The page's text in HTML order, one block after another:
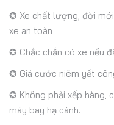
✪ Xe chất lượng, đời
xe an toàn
✪ Chắc chắn có xe nếu
✪ Giá cước niêm yết
✪ Không phải xếp hàng,
máy bay hạ cánh.